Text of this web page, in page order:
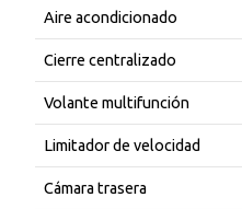
Aire acondicionado
Cierre centralizado
Volante multifunción
Limitador de velocidad
Cámara trasera